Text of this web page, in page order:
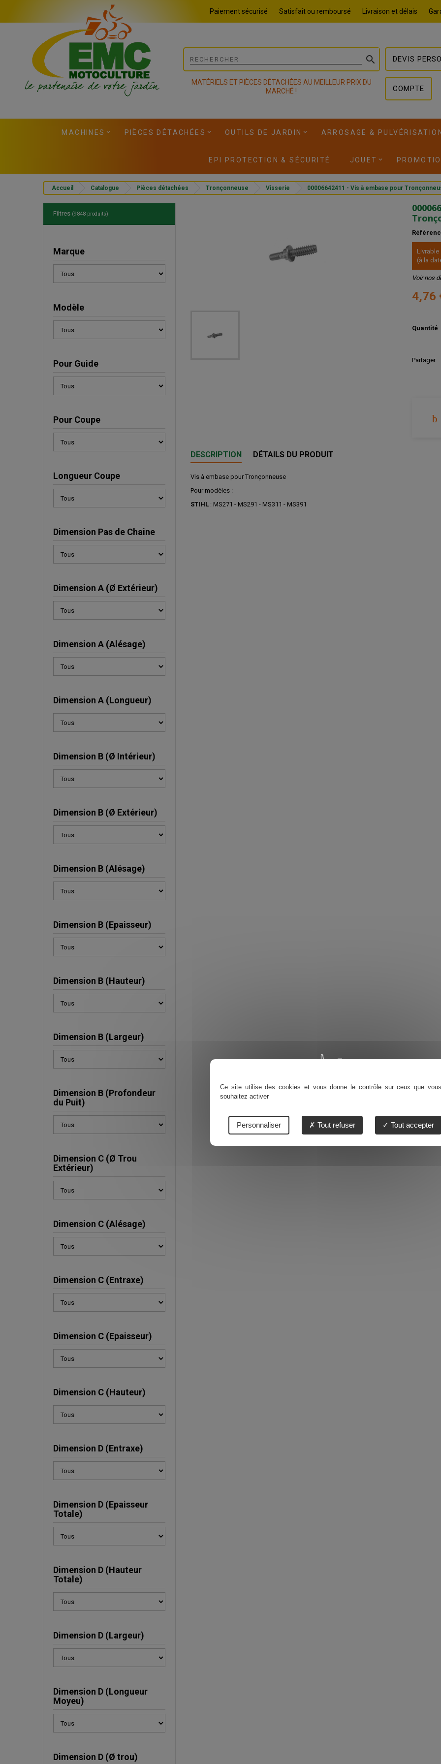
Paiement sécurisé Satisfait ou remboursé Livraison et délais

MATÉRIELS ET PIÈCES DÉTACHÉES AU MEILLEUR PRIX DU
MARCHÉ !
DEVIS
COMPTE
MACHINES PIÈCES DÉTACHÉES OUTILS DE JARDIN ARROSAGE &
EPI PROTECTION & SÉCURITÉ JOUET
Accueil Catalogue Pièces détachées Tronçonneuse Visserie 00006642411 - Vis à embase pour
Filtres (9848 produits)
Marque
Modèle
Pour Guide
Pour Coupe
Longueur Coupe
Dimension Pas de Chaine
Dimension A (Ø Extérieur)
Dimension A (Alésage)
Dimension A (Longueur)
Dimension B (Ø Intérieur)
Dimension B (Ø Extérieur)
Dimension B (Alésage)
Dimension B (Epaisseur)
Dimension B (Hauteur)
Dimension B (Largeur)
Dimension B (Profondeur
du Puit)
Dimension C (Ø Trou
Extérieur)
Dimension C (Alésage)
Dimension C (Entraxe)
Dimension C (Epaisseur)
Dimension C (Hauteur)
Dimension D (Entraxe)
Dimension D (Epaisseur
Totale)
Dimension D (Hauteur
Totale)
Dimension D (Largeur)
Dimension D (Longueur
Moyeu)
Dimension D (Ø trou)
Livrable
(à la
Voir nos
4,76
Quantité
Partager
DESCRIPTION DÉTAILS DU PRODUIT
Vis à embase pour Tronçonneuse
Pour modèles :
STIHL : MS271 - MS291 - MS311 - MS391
Ce site utilise des cookies et vous donne le contrôle sur ceux que vous
souhaitez activer
Tout accepter
Tout refuser
Personnaliser